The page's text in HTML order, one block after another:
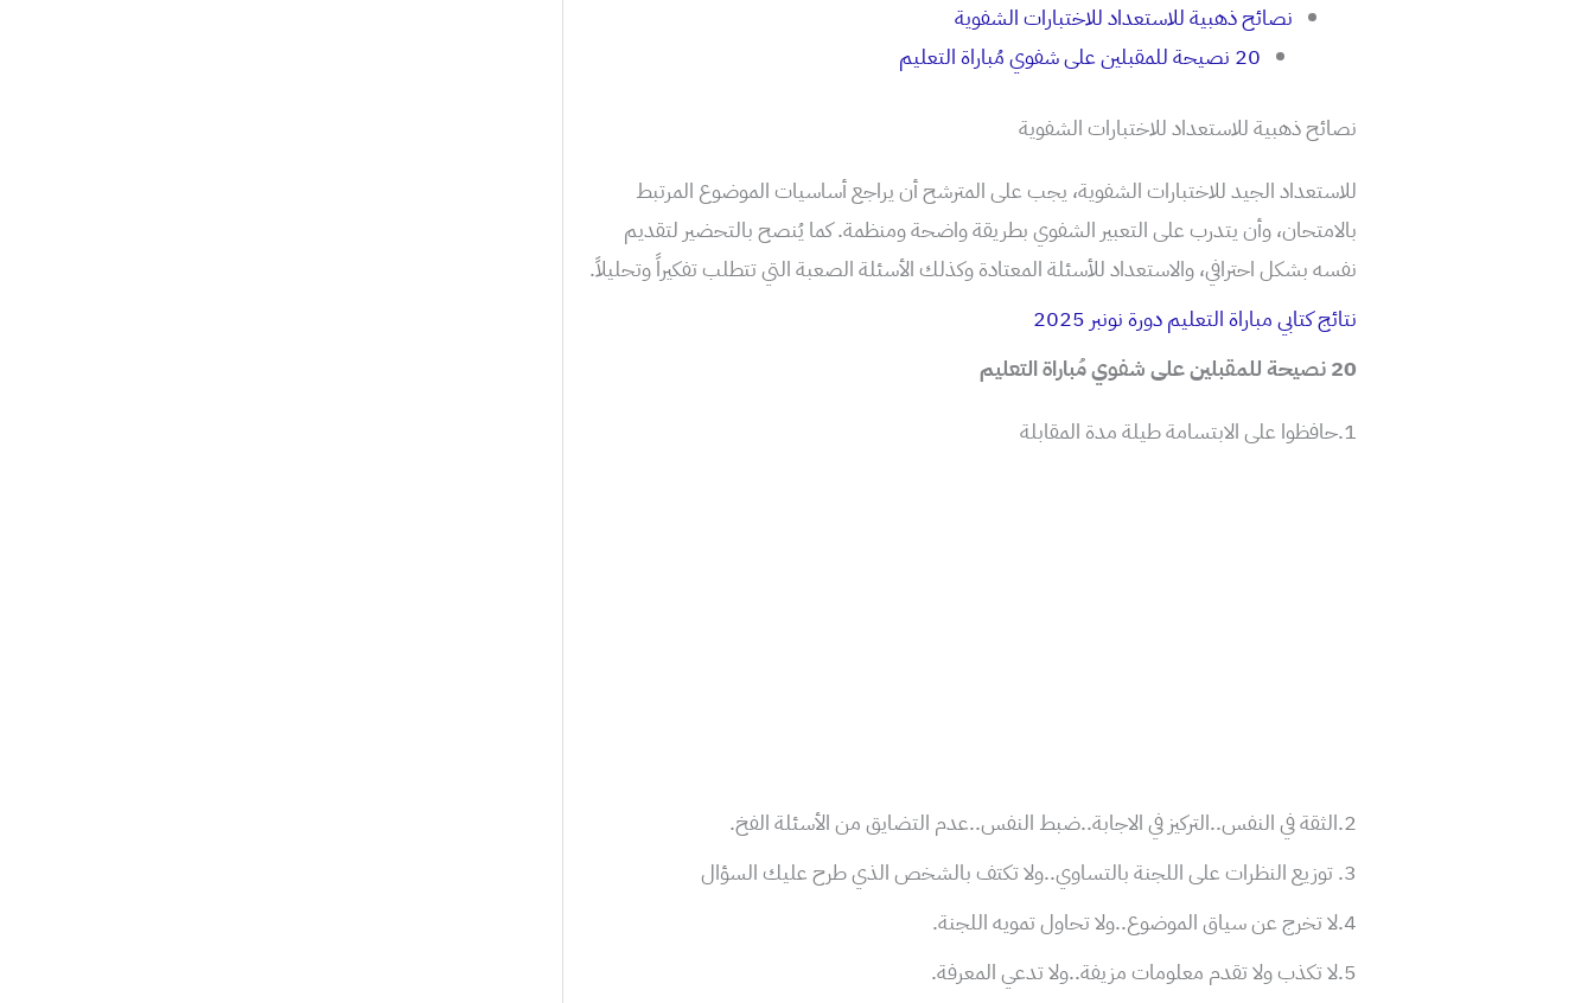
نصائح ذهبية للاستعداد للاختبارات الشفوية
20 نصيحة للمقبلين على شفوي مُباراة التعليم
نصائح ذهبية للاستعداد للاختبارات الشفوية
للاستعداد الجيد للاختبارات الشفوية، يجب على المترشح أن يراجع أساسيات الموضوع المرتبط
بالامتحان، وأن يتدرب على التعبير الشفوي بطريقة واضحة ومنظمة. كما يُنصح بالتحضير لتقديم
نفسه بشكل احترافي، والاستعداد للأسئلة المعتادة وكذلك الأسئلة الصعبة التي تتطلب تفكيراً وتحليلاً.
نتائج كتابي مباراة التعليم دورة نونبر 2025
20 نصيحة للمقبلين على شفوي مُباراة التعليم
1.حافظوا على الابتسامة طيلة مدة المقابلة
2.الثقة في النفس..التركيز في الاجابة..ضبط النفس..عدم التضايق من الأسئلة الفخ.
3. توزيع النظرات على اللجنة بالتساوي..ولا تكتف بالشخص الذي طرح عليك السؤال
4.لا تخرج عن سياق الموضوع..ولا تحاول تمويه اللجنة.
5.لا تكذب ولا تقدم معلومات مزيفة..ولا تدعي المعرفة.